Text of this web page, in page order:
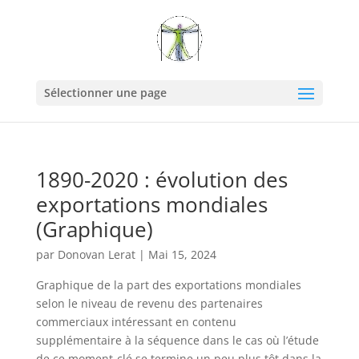
Sélectionner une page
1890-2020 : évolution des
exportations mondiales
(Graphique)
par Donovan Lerat| Mai 15, 2024
Graphique de la part des exportations mondiales
selon le niveau de revenu des partenaires
commerciaux intéressant en contenu
supplémentaire à la séquence dans le cas où l’étude